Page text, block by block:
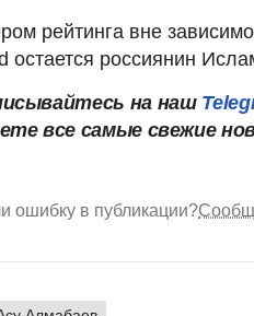
рейтинга вне
остается россиянин
на наш
все самые свежие
ошибку в публикации?